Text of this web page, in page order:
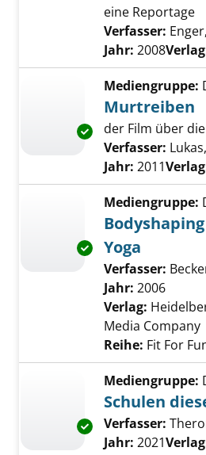
eine Reportage
Verfasser:
Jahr: 2008
Exemplar-Details
Mediengruppe:
Murtreiben
der Film über
Verfasser:
Jahr: 2011
Exemplar-Details
Mediengruppe:
Yoga
Verfasser:
Jahr: 2006
Verlag:
Media Company
Reihe: Fit For
Exemplar-Details
Mediengruppe:
Schulen
Verfasser:
Jahr: 2021